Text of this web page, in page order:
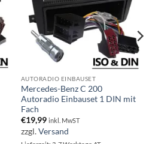
AUTORADIO EINBAUSET
Mercedes-Benz C 200
Autoradio Einbauset 1 DIN mit
Fach
€19,99 inkl. MwST
zzgl.Versand